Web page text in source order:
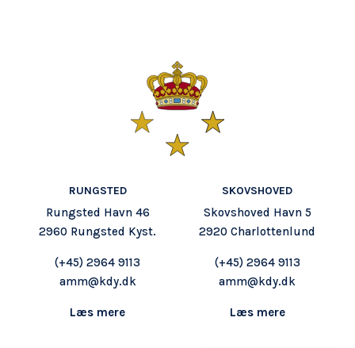
KONTAKT OS
Tuborg Havnepark 15
+45 33 14 87 87
RUNGSTED
Rungsted Havn 46
2960 Rungsted Kyst.
(+45)2964 9113
amm@kdy.dk
Læs mere
SKOVSHOVED
Skovshoved Havn 5
2920 Charlottenlund
(+45) 2964 9113
amm@kdy.dk
Læs mere